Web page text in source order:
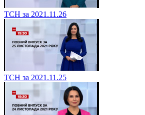
ТСН за 2021.11.26
ТСН за 2021.11.25